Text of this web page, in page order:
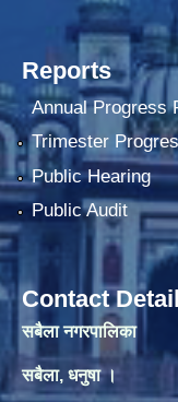
Reports
Annual Progress
Trimester
Public Hearing
Public Audit
Contact
सबैला नगरपालिका
सबैला, धनुषा ।